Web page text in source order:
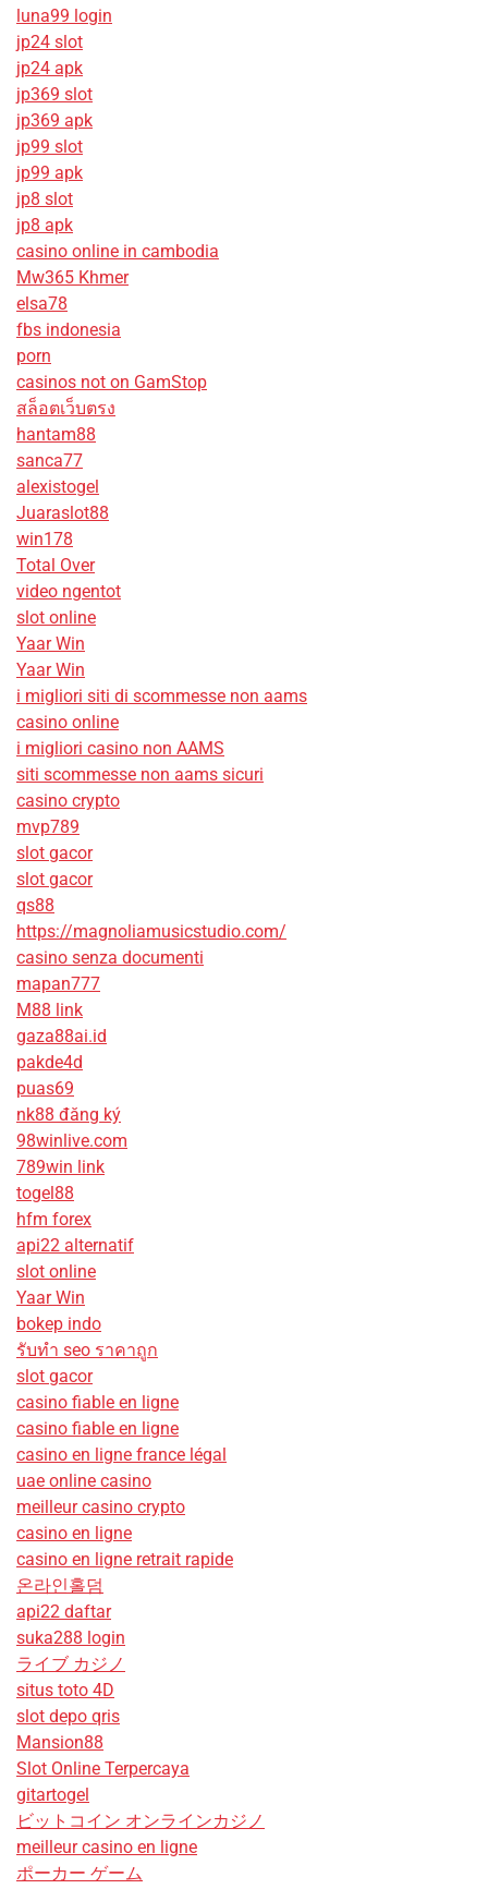
luna99 login
jp24 slot
jp24 apk
jp369 slot
jp369 apk
jp99 slot
jp99 apk
jp8 slot
jp8 apk
casino online in cambodia
Mw365 Khmer
elsa78
fbs indonesia
porn
casinos not on GamStop
สล็อตเว็บตรง
hantam88
sanca77
alexistogel
Juaraslot88
win178
Total Over
video ngentot
slot online
Yaar Win
Yaar Win
i migliori siti di scommesse non aams
casino online
i migliori casino non AAMS
siti scommesse non aams sicuri
casino crypto
mvp789
slot gacor
slot gacor
qs88
https://magnoliamusicstudio.com/
casino senza documenti
mapan777
M88 link
gaza88ai.id
pakde4d
puas69
nk88 đăng ký
98winlive.com
789win link
togel88
hfm forex
api22 alternatif
slot online
Yaar Win
bokep indo
รับทํา seo ราคาถูก
slot gacor
casino fiable en ligne
casino fiable en ligne
casino en ligne france légal
uae online casino
meilleur casino crypto
casino en ligne
casino en ligne retrait rapide
온라인홀덤
api22 daftar
suka288 login
ライブ カジノ
situs toto 4D
slot depo qris
Mansion88
Slot Online Terpercaya
gitartogel
ビットコイン オンラインカジノ
meilleur casino en ligne
ポーカー ゲーム